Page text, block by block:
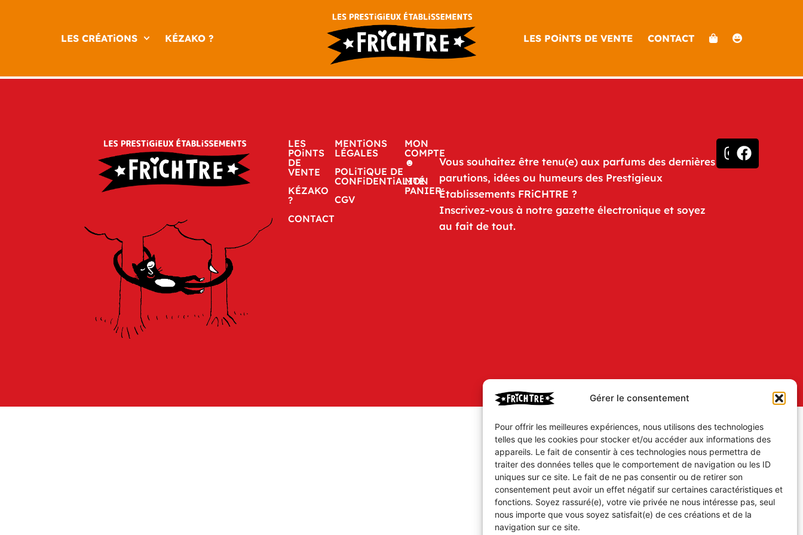
Gérer le consentement
Pour offrir les meilleures expériences, nous utilisons des technologies
telles que les cookies pour stocker et/ou accéder aux informations des
appareils. Le fait de consentir à ces technologies nous permettra de
traiter des données telles que le comportement de navigation ou les ID
uniques sur ce site. Le fait de ne pas consentir ou de retirer son
consentement peut avoir un effet négatif sur certaines caractéristiques et
fonctions. Soyez rassuré(e), votre vie privée ne nous intéresse pas, seul
nous importe que vous soyez satisfait(e) de ces créations et de la
navigation sur ce site.
LES CRÉATiONS KÉZAKO ? LES POiNTS DE VENTE CONTACT
LES
POiNTS
DE
VENTE
KÉZAKO
?
CONTACT
MENTiONS
LÉGALES
POLiTiQUE DE
CONFiDENTiALITÉ
CGV
MON
COMPTE
☻
MON
PANIER
Vous souhaitez être tenu(e) aux parfums des dernières
parutions, idées ou humeurs des Prestigieux
Établissements FRiCHTRE ?
Inscrivez-vous à notre gazette électronique et soyez
au fait de tout.